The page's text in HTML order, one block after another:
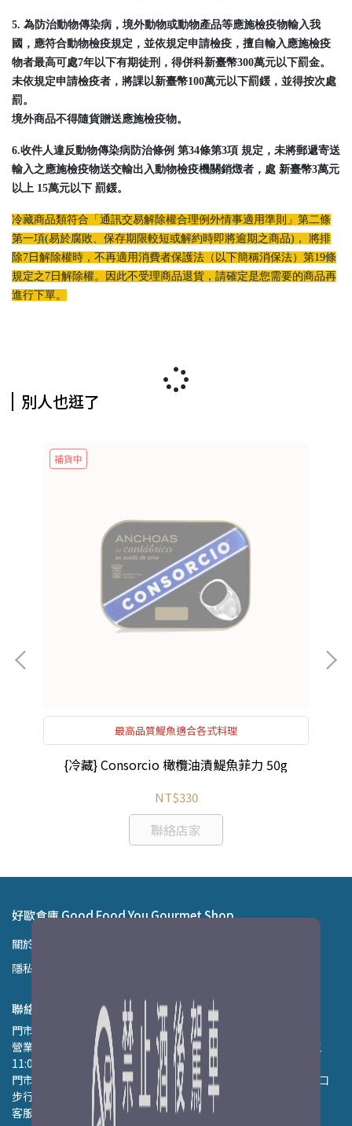
5. 為防治動物傳染病，境外動物或動物產品等應施檢疫物輸入我
國，應符合動物檢疫規定，並依規定申請檢疫，擅自輸入應施檢疫
物者最高可處7年以下有期徒刑，得併科新臺幣300萬元以下罰金。
未依規定申請檢疫者，將課以新臺幣100萬元以下罰鍰，並得按次處
罰。
境外商品不得隨貨贈送應施檢疫物。
6.收件人違反動物傳染病防治條例 第34條第3項 規定，未將郵遞寄送
輸入之應施檢疫物送交輸出入動物檢疫機關銷燬者，處 新臺幣3萬元
以上 15萬元以下 罰鍰。
冷藏商品類符合「通訊交易解除權合理例外情事適用準則」第二條
第一項(易於腐敗、保存期限較短或解約時即將逾期之商品)， 將排
除7日解除權時，不再適用消費者保護法（以下簡稱消保法）第19條
規定之7日解除權。因此不受理商品退貨，請確定是您需要的商品再
進行下單。
別人也逛了
補貨中
最高品質鯷魚適合各式料理
{冷藏} Consorcio 橄欖油漬鯷魚菲力 50g
NT$330
聯絡店家
好歐食庫 Good Food You Gourmet Shop
關於好歐食庫
隱私政策
聯絡資訊
門市電話：02-2367-1558
營業時間：週二、週三、週六、週日 11:00至18:00｜週四～週五
11:00~20:00｜週一固定公休
門市地址：台北市中正區汀州路二段189號 (近古亭捷運站2號出口
步行約5分鐘)
客服信箱：info@goodfoodyou.tw